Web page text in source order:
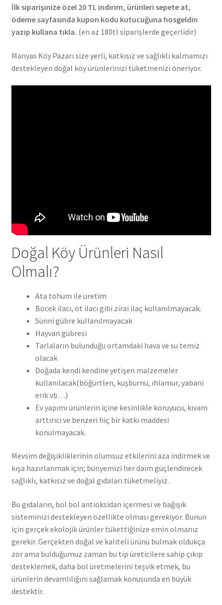
İlk siparişinize özel 20 TL indirim, ürünleri sepete at,
ödeme sayfasında kupon kodu kutucuğuna hosgeldin
yazıp kullana tıkla. (en az 180tl siparişlerde geçerlidir)
Manyas Köy Pazarı size yerli, katkısız ve sağlıklı kalmamızı
destekleyen doğal köy ürünlerinizi tüketmenizi öneriyor.
Doğal Köy Ürünleri Nasıl
Olmalı?
Ata tohum ile üretim
Böcek ilacı, ot ilacı gibi zirai ilaç kullanılmayacak.
Sünni gübre kullanılmayacak
Hayvan gübresi
Tarlaların bulunduğu ortamdaki hava ve su temiz
olacak
Doğada kendi kendine yetişen malzemeler
kullanılacak(böğürtlen, kuşburnu, ıhlamur, yabani
erik vb…)
Ev yapımı ürünlerin içine kesinlikle koruyucu, kıvam
arttırıcı ve benzeri hiç bir katkı maddesi
konulmayacak.
Mevsim değişikliklerinin olumsuz etkilerini aza indirmek ve
kışa hazırlanmak için; bünyemizi her daim güçlendirecek
sağlıklı, katkısız ve doğal gıdaları tüketmeliyiz.
Bu gıdaların, bol bol antioksidan içermesi ve bağışık
sisteminizi destekleyen özellikte olması gerekiyor. Bunun
için gerçek ekolojik ürünler tükettiğinize emin olmanız
gerekir. Gerçekten doğal ve kaliteli ürünü bulmak oldukça
zor ama bulduğumuz zaman bu tip üreticilere sahip çıkıp
desteklemek, daha bol üretmelerini teşvik etmek, bu
ürünlerin devamlılığını sağlamak konusunda en büyük
destektir.